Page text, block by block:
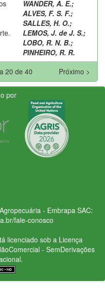
WANDER, A. E.;
ALVES, F. S. F.;
SALLES, H. O.;
LEMOS, J. de J. S.;
LOBO, R. N. B.;
PINHEIRO, R. R.
20 de 40
Próximo >
por
- Embrapa SAC:
fale-conosco
licenciado sob a Licença
- SemDerivações